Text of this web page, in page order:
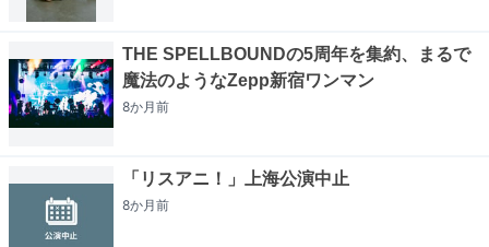
THE SPELLBOUNDの5周年を集約、まるで
魔法のようなZepp新宿ワンマン
8か月前
「リスアニ！」上海公演中止
8か月前